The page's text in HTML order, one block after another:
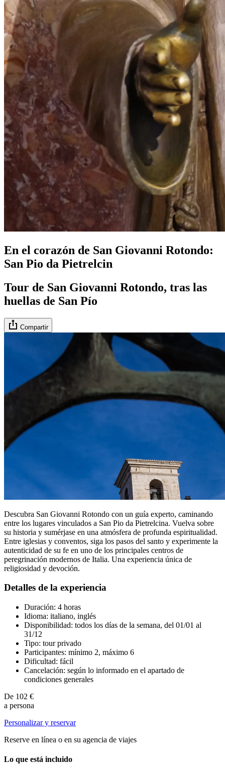
En el corazón de San Giovanni Rotondo:
San Pio da Pietrelcin
Tour de San Giovanni Rotondo, tras las
huellas de San Pío
Compartir
Descubra San Giovanni Rotondo con un guía experto, caminando
entre los lugares vinculados a San Pio da Pietrelcina. Vuelva sobre
su historia y sumérjase en una atmósfera de profunda espiritualidad.
Entre iglesias y conventos, siga los pasos del santo y experimente la
autenticidad de su fe en uno de los principales centros de
peregrinación modernos de Italia. Una experiencia única de
religiosidad y devoción.
Detalles de la experiencia
Duración: 4 horas
Idioma: italiano, inglés
Disponibilidad: todos los días de la semana, del 01/01 al
31/12
Tipo: tour privado
Participantes: mínimo 2, máximo 6
Dificultad: fácil
Cancelación: según lo informado en el apartado de
condiciones generales
De 102 €
a persona
Personalizar y reservar
Reserve en línea o en su agencia de viajes
Lo que está incluido